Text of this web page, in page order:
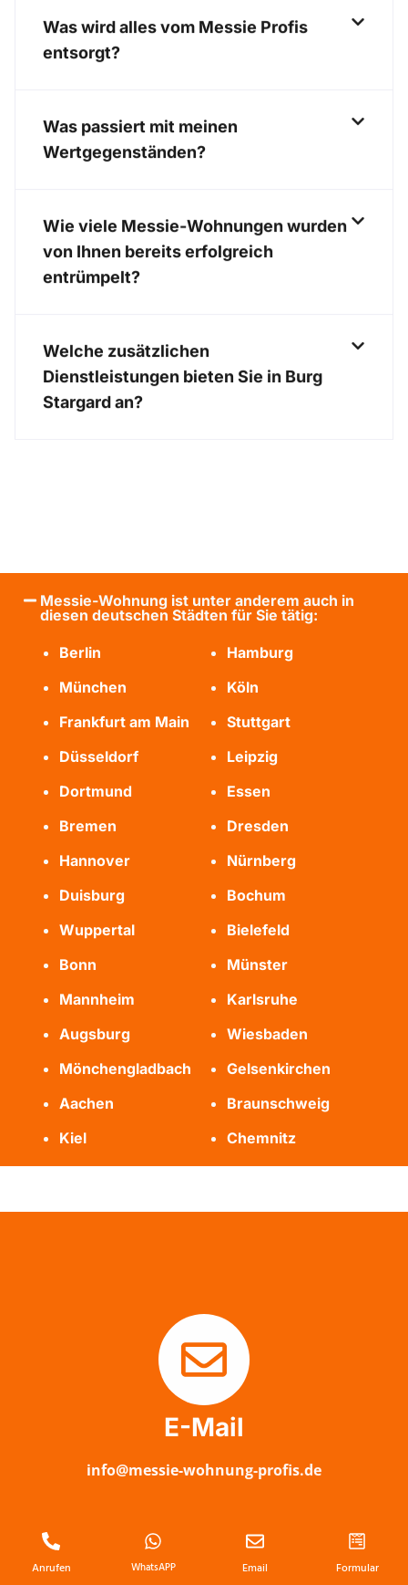
Was wird alles vom Messie Profis
entsorgt?
Was passiert mit meinen
Wertgegenständen?
Wie viele Messie-Wohnungen wurden
von Ihnen bereits erfolgreich
entrümpelt?
Welche zusätzlichen
Dienstleistungen bieten Sie in Burg
Stargard an?
Messie-Wohnung ist unter anderem auch in
diesen deutschen Städten für Sie tätig:
Berlin
Hamburg
München
Köln
Frankfurt am Main
Stuttgart
Düsseldorf
Leipzig
Dortmund
Essen
Bremen
Dresden
Hannover
Nürnberg
Duisburg
Bochum
Wuppertal
Bielefeld
Bonn
Münster
Mannheim
Karlsruhe
Augsburg
Wiesbaden
Mönchengladbach
Gelsenkirchen
Aachen
Braunschweig
Kiel
Chemnitz
E-Mail
info@messie-wohnung-profis.de
Anrufen WhatsAPP Email Formular